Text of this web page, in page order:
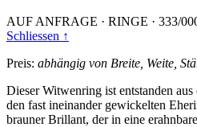
AUF ANFRAGE · RINGE · 333/
Schliessen ↑
Preis: abhängig von Breite, Weite,
Dieser Witwenring ist entstanden
den fast ineinander gewickelten
brauner Brillant, der in eine